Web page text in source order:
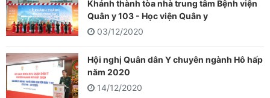
Khánh thành tòa nhà trung tâm Bệnh viện
Quân y 103 - Học viện Quân y
03/12/2020
Hội nghị Quân dân Y chuyên ngành Hô hấp
năm 2020
14/12/2020